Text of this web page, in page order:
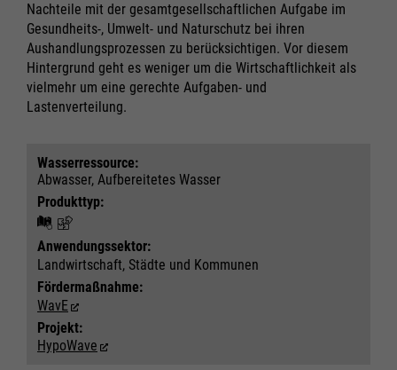
Nachteile mit der gesamtgesellschaftlichen Aufgabe im
Gesundheits-, Umwelt- und Naturschutz bei ihren
Aushandlungsprozessen zu berücksichtigen. Vor diesem
Hintergrund geht es weniger um die Wirtschaftlichkeit als
vielmehr um eine gerechte Aufgaben- und
Lastenverteilung.
Wasser­ressource:
Abwasser, Aufbereitetes Wasser
Produkttyp:
Anwendungs­sektor:
Landwirtschaft, Städte und Kommunen
Fördermaßnahme:
WavE
Projekt:
HypoWave
Cookie Informationen anzeigen
Marketing und Statistik
Cookie Informationen anzeigen
Alle akzeptieren
Impressum
Cookie Informationen anzeigen
Marketing und Statistik
Cookie Informationen anzeigen
Alle akzeptieren
Impressum